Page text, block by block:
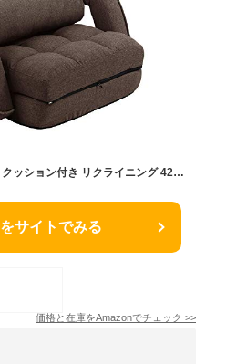
KYODA 座椅子 ひじ掛け付き クッション付き リクライニング 42段階調節 3way ハイバック ふあふあ 脚置き フロアチェア 折りたたみ可能 幅約50cm ブラウン 08A
サイトでみる
価格と在庫をAmazonでチェック >>